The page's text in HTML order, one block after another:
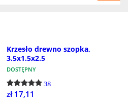
Krzesło drewno szopka,
3.5x1.5x2.5
DOSTĘPNY
38
zł 17,11